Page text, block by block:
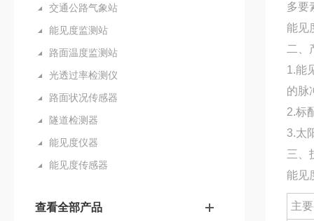
交通公路气象站
能见度监测站
路面温度监测站
光透过率检测仪
路面状况传感器
隧道检测器
能见度仪器
能见度传感器
查看全部产品
多要
能见
二、
1.能
的脉
2.标
3.太
三、
能见
主